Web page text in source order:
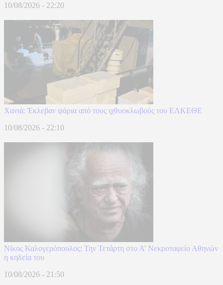
10/08/2026 - 22:20
Χανιά: Έκλεβαν ψάρια από τους ιχθυοκλωβούς του ΕΛΚΕΘΕ
10/08/2026 - 22:10
Νίκος Καλογερόπουλος: Την Τετάρτη στο Α’ Νεκροταφείο Αθηνών
η κηδεία του
10/08/2026 - 21:50